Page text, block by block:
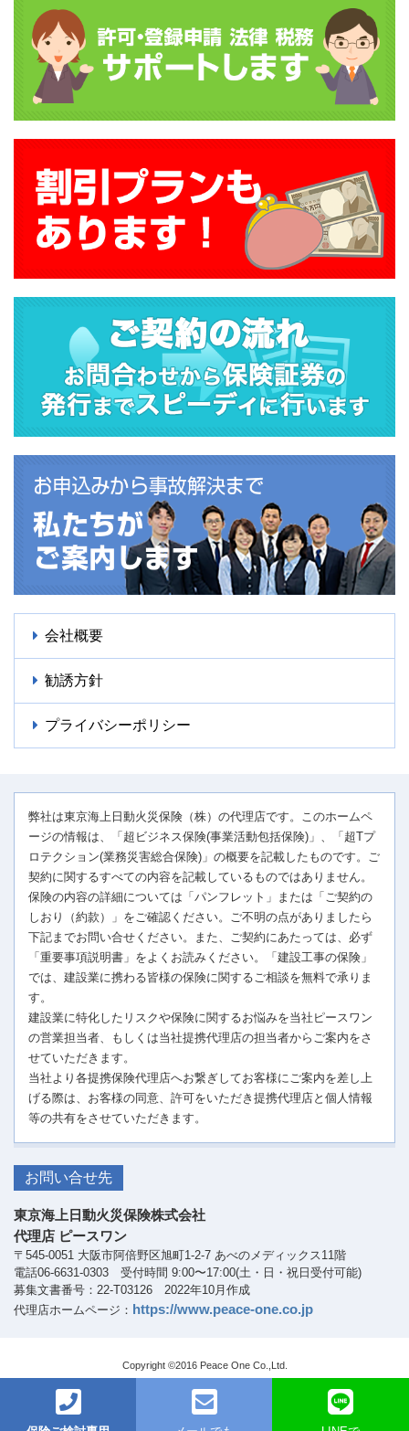
会社概要
勧誘方針
プライバシーポリシー
弊社は東京海上日動火災保険（株）の代理店です。このホームペ
ージの情報は、「超ビジネス保険(事業活動包括保険)」、「超Tプ
ロテクション(業務災害総合保険)」の概要を記載したものです。ご
契約に関するすべての内容を記載しているものではありません。
保険の内容の詳細については「パンフレット」または「ご契約の
しおり（約款）」をご確認ください。ご不明の点がありましたら
下記までお問い合せください。また、ご契約にあたっては、必ず
「重要事項説明書」をよくお読みください。「建設工事の保険」
では、建設業に携わる皆様の保険に関するご相談を無料で承りま
す。
建設業に特化したリスクや保険に関するお悩みを当社ピースワン
の営業担当者、もしくは当社提携代理店の担当者からご案内をさ
せていただきます。
当社より各提携保険代理店へお繋ぎしてお客様にご案内を差し上
げる際は、お客様の同意、許可をいただき提携代理店と個人情報
等の共有をさせていただきます。
お問い合せ先
東京海上日動火災保険株式会社
代理店 ピースワン
〒545-0051 大阪市阿倍野区旭町1-2-7 あべのメディックス11階
電話06-6631-0303 受付時間 9:00〜17:00(土・日・祝日受付可能)
募集文書番号：22-T03126 2022年10月作成
代理店ホームページ： https://www.peace-one.co.jp
Copyright ©2016 Peace One Co.,Ltd.